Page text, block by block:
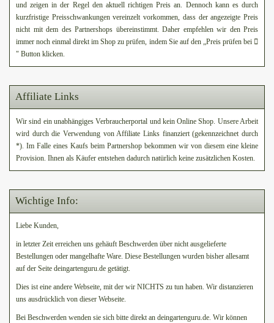
und zeigen in der Regel den aktuell richtigen Preis an. Dennoch kann es durch
kurzfristige Preisschwankungen vereinzelt vorkommen, dass der angezeigte Preis
nicht mit dem des Partnershops übereinstimmt. Daher empfehlen wir den Preis
immer noch einmal direkt im Shop zu prüfen, indem Sie auf den „Preis prüfen bei
" Button klicken.
Affiliate Links
Wir sind ein unabhängiges Verbraucherportal und kein Online Shop. Unsere Arbeit
wird durch die Verwendung von Affiliate Links finanziert (gekennzeichnet durch
*). Im Falle eines Kaufs beim Partnershop bekommen wir von diesem eine kleine
Provision. Ihnen als Käufer entstehen dadurch natürlich keine zusätzlichen Kosten.
Wichtige Info:
Liebe Kunden,
in letzter Zeit erreichen uns gehäuft Beschwerden über nicht ausgelieferte
Bestellungen oder mangelhafte Ware. Diese Bestellungen wurden bisher allesamt
auf der Seite deingartenguru.de getätigt.
Dies ist eine andere Webseite, mit der wir NICHTS zu tun haben. Wir distanzieren
uns ausdrücklich von dieser Webseite.
Bei Beschwerden wenden sie sich bitte direkt an deingartenguru.de. Wir können